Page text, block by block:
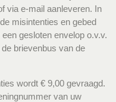
via e-mail aanleveren. In
misintenties en gebed
gesloten envelop o.v.v.
de brievenbus van de
wordt € 9,00 gevraagd.
van uw